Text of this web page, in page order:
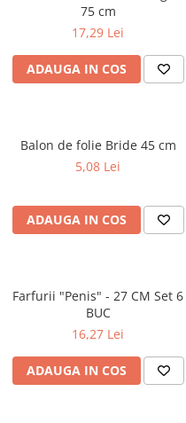
75 cm
17,29 Lei
ADAUGA IN COS
Balon de folie Bride 45 cm
5,08 Lei
ADAUGA IN COS
Farfurii "Penis" - 27 CM Set 6
BUC
16,27 Lei
ADAUGA IN COS